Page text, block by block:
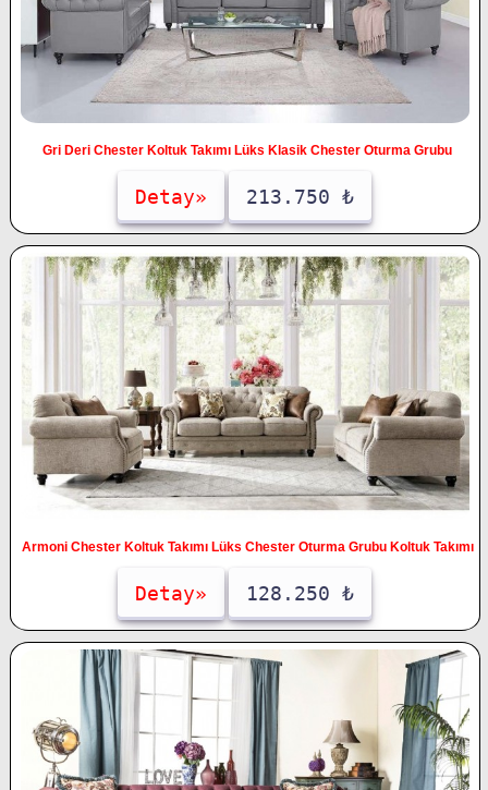
Gri Deri Chester Koltuk Takımı Lüks Klasik Chester Oturma Grubu
Detay» 213.750 ₺
Armoni Chester Koltuk Takımı Lüks Chester Oturma Grubu Koltuk Takımı
Detay» 128.250 ₺